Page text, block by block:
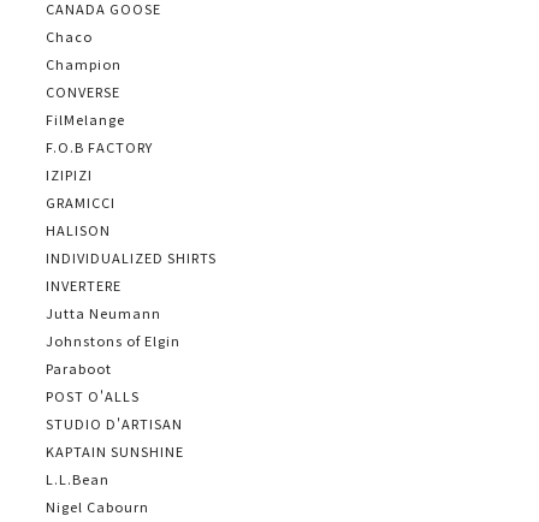
CANADA GOOSE
Chaco
Champion
CONVERSE
FilMelange
F.O.B FACTORY
IZIPIZI
GRAMICCI
HALISON
INDIVIDUALIZED SHIRTS
INVERTERE
Jutta Neumann
Johnstons of Elgin
Paraboot
POST O'ALLS
STUDIO D'ARTISAN
KAPTAIN SUNSHINE
L.L.Bean
Nigel Cabourn